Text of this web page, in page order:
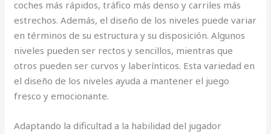
coches más rápidos, tráfico más denso y carriles más
estrechos. Además, el diseño de los niveles puede variar
en términos de su estructura y su disposición. Algunos
niveles pueden ser rectos y sencillos, mientras que
otros pueden ser curvos y laberínticos. Esta variedad en
el diseño de los niveles ayuda a mantener el juego
fresco y emocionante.
Adaptando la dificultad a la habilidad del jugador